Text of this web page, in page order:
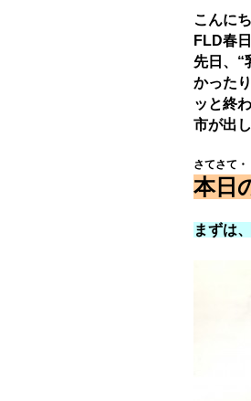
こんに
FLD春
先日、“
かった
ッと終
市が出
さてさて・
本日
まずは